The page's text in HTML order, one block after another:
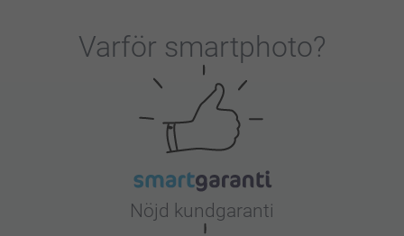
Varför smartphoto?
Nöjd kundgaranti